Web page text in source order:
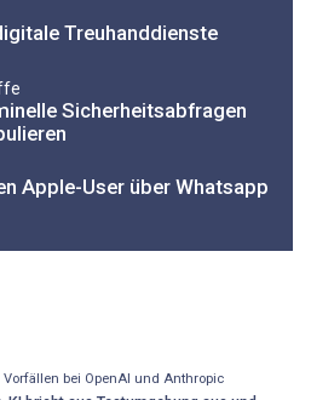
Treuhanddienste
Sicherheitsabfragen
Apple-User über Whatsapp
Vorfällen bei OpenAI und Anthropic